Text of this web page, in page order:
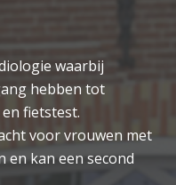
waarbij
hebben tot
fietstest.
voor vrouwen met
en kan een second